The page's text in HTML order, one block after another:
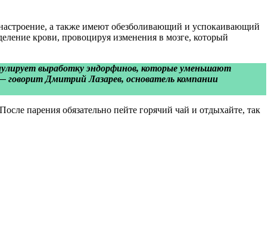
а также имеют обезболивающий и успокаивающий
крови, провоцируя изменения в мозге, который
выработку эндорфинов, которые уменьшают
говорит Дмитрий Лазарев, основатель компании
парения обязательно пейте горячий чай и отдыхайте, так